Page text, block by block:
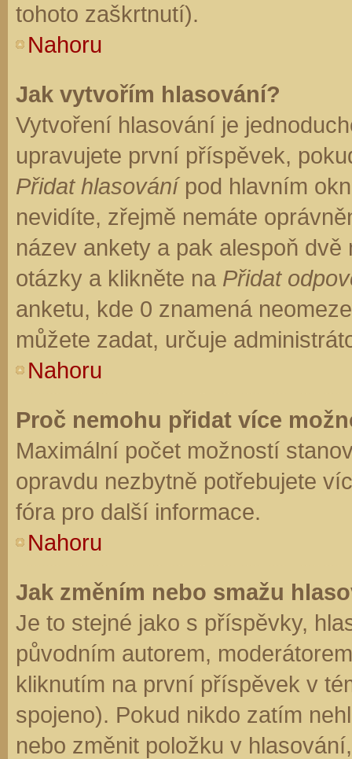
tohoto zaškrtnutí).
Nahoru
Jak vytvořím hlasování?
Vytvoření hlasování je
upravujete první příspěvek,
Přidat hlasovánípod hlavním
nevidíte, zřejmě nemáte
název ankety a pak alespoň
otázky a klikněte na Přidat
anketu, kde 0 znamená
můžete zadat, určuje
Nahoru
Proč nemohu přidat více
Maximální počet možností
opravdu nezbytně potřebujete
fóra pro další informace.
Nahoru
Jak změním nebo smažu
Je to stejné jako s příspěvky,
původním autorem,
kliknutím na první příspěvek v
spojeno). Pokud nikdo zatím
nebo změnit položku v